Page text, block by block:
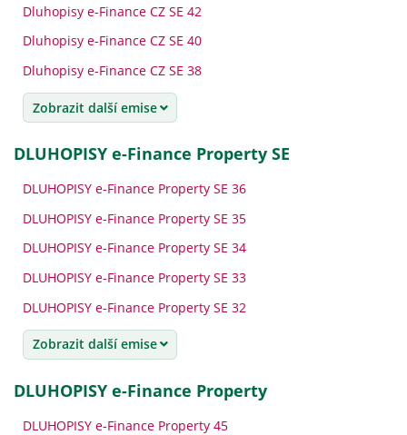
Dluhopisy e-Finance CZ SE 42
Dluhopisy e-Finance CZ SE 40
Dluhopisy e-Finance CZ SE 38
Zobrazit další emise
DLUHOPISY e-Finance Property SE
DLUHOPISY e-Finance Property SE 36
DLUHOPISY e-Finance Property SE 35
DLUHOPISY e-Finance Property SE 34
DLUHOPISY e-Finance Property SE 33
DLUHOPISY e-Finance Property SE 32
Zobrazit další emise
DLUHOPISY e-Finance Property
DLUHOPISY e-Finance Property 45